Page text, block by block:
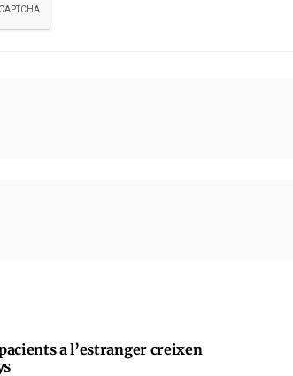
a l’estranger creixen